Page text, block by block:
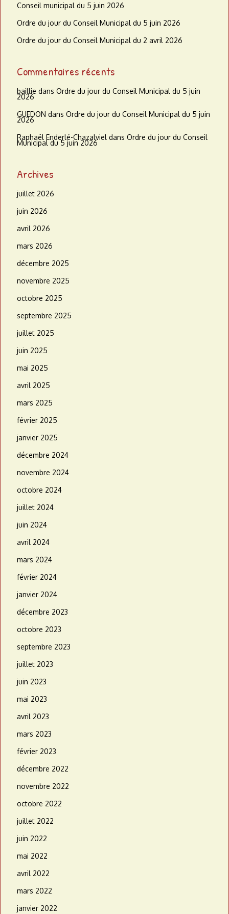
Conseil municipal du 5 juin 2026
Ordre du jour du Conseil Municipal du 5 juin 2026
Ordre du jour du Conseil Municipal du 2 avril 2026
Commentaires récents
baillie dans Ordre du jour du Conseil Municipal du 5 juin
2026
GUEDON dans Ordre du jour du Conseil Municipal du 5 juin
2026
Raphaël Enderlé-Chazalviel dans Ordre du jour du Conseil
Municipal du 5 juin 2026
Archives
juillet 2026
juin 2026
avril 2026
mars 2026
décembre 2025
novembre 2025
octobre 2025
septembre 2025
juillet 2025
juin 2025
mai 2025
avril 2025
mars 2025
février 2025
janvier 2025
décembre 2024
novembre 2024
octobre 2024
juillet 2024
juin 2024
avril 2024
mars 2024
février 2024
janvier 2024
décembre 2023
octobre 2023
septembre 2023
juillet 2023
juin 2023
mai 2023
avril 2023
mars 2023
février 2023
décembre 2022
novembre 2022
octobre 2022
juillet 2022
juin 2022
mai 2022
avril 2022
mars 2022
janvier 2022